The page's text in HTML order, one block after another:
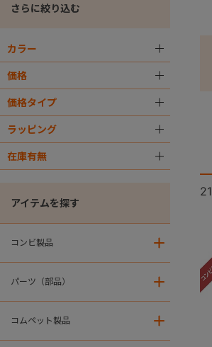
さらに絞り込む
カラー
価格
価格タイプ
ラッピング
在庫有無
アイテムを探す
コンビ製品
パーツ（部品）
コムペット製品
21